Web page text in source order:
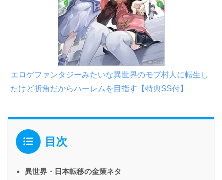
エロゲファンタジーみたいな異世界のモブ村人に転生し
たけど折角だからハーレムを目指す【特典SS付】
目次
異世界・日本転移の金策ネタ